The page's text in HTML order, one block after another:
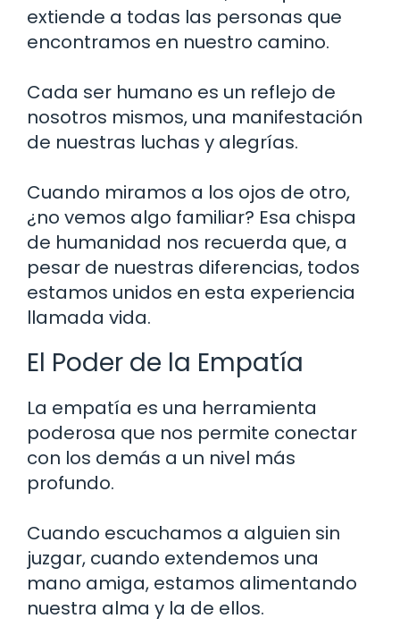
extiende a todas las personas que
encontramos en nuestro camino.
Cada ser humano es un reflejo de
nosotros mismos, una manifestación
de nuestras luchas y alegrías.
Cuando miramos a los ojos de otro,
¿no vemos algo familiar? Esa chispa
de humanidad nos recuerda que, a
pesar de nuestras diferencias, todos
estamos unidos en esta experiencia
llamada vida.
El Poder de la Empatía
La empatía es una herramienta
poderosa que nos permite conectar
con los demás a un nivel más
profundo.
Cuando escuchamos a alguien sin
juzgar, cuando extendemos una
mano amiga, estamos alimentando
nuestra alma y la de ellos.